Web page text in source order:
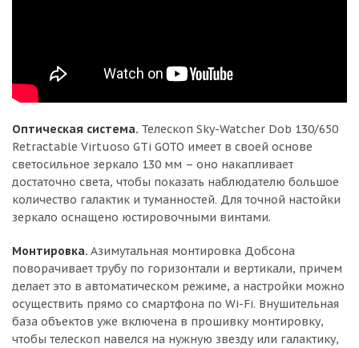
Оптическая система. Телескоп Sky-Watcher Dob 130/650
Retractable Virtuoso GTi GOTO имеет в своей основе
светосильное зеркало 130 мм – оно накапливает
достаточно света, чтобы показать наблюдателю большое
количество галактик и туманностей. Для точной настойки
зеркало оснащено юстировочными винтами.
Монтировка. Азимутальная монтировка Добсона
поворачивает трубу по горизонтали и вертикали, причем
делает это в автоматическом режиме, а настройки можно
осуществить прямо со смартфона по Wi-Fi. Внушительная
база объектов уже включена в прошивку монтировку,
чтобы телескоп навелся на нужную звезду или галактику,